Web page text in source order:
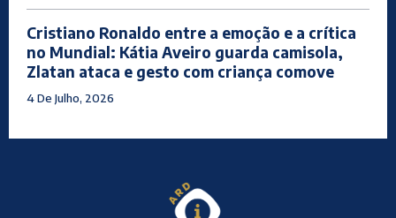
Cristiano Ronaldo entre a emoção e a crítica
no Mundial: Kátia Aveiro guarda camisola,
Zlatan ataca e gesto com criança comove
4 De Julho, 2026